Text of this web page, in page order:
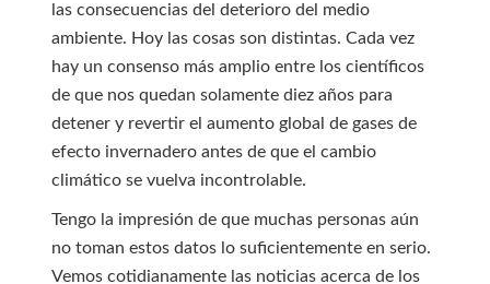
las consecuencias del deterioro del medio
ambiente. Hoy las cosas son distintas. Cada vez
hay un consenso más amplio entre los científicos
de que nos quedan solamente diez años para
detener y revertir el aumento global de gases de
efecto invernadero antes de que el cambio
climático se vuelva incontrolable.
Tengo la impresión de que muchas personas aún
no toman estos datos lo suficientemente en serio.
Vemos cotidianamente las noticias acerca de los